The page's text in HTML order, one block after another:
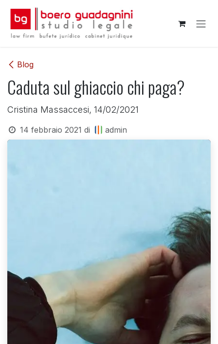
Passa al contenuto
Blog
Caduta sul ghiaccio chi paga?
Cristina Massaccesi, 14/02/2021
14 febbraio 2021 di admin